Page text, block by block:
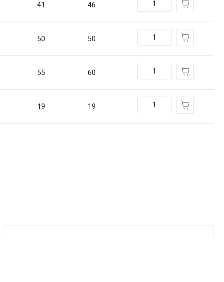
41 46
50 50
55 60
19 19